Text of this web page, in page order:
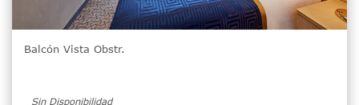
Balcón Vista Obstr.
Sin Disponibilidad